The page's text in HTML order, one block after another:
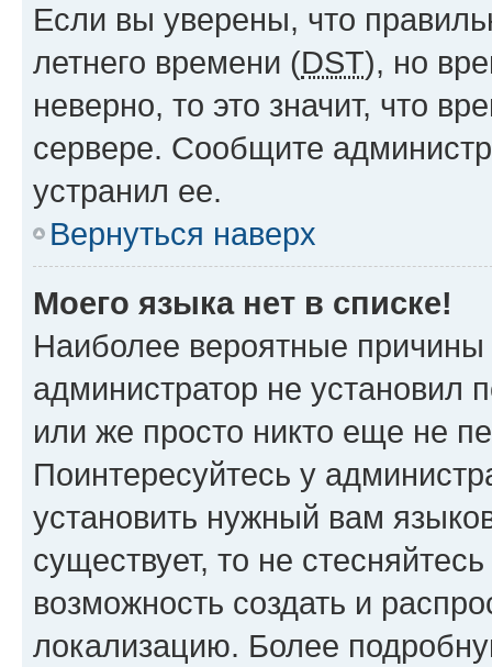
Если вы уверены, что
летнего времени (DST), но
неверно, то это значит, что
сервере. Сообщите
устранил ее.
Вернуться наверх
Моего языка нет в списке!
Наиболее вероятные причины
администратор не установил
или же просто никто еще не
Поинтересуйтесь у
установить нужный вам
существует, то не
возможность создать и
локализацию. Более